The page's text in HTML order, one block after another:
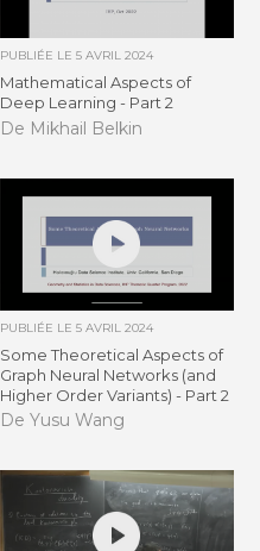
PUBLIÉE LE 5 AVRIL 2024
Mathematical Aspects of
Deep Learning - Part 2
De Mikhail Belkin
PUBLIÉE LE 5 AVRIL 2024
Some Theoretical Aspects of
Graph Neural Networks (and
Higher Order Variants) - Part 2
De Yusu Wang